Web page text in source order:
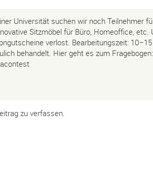
Universität suchen wir noch Teilnehmer
Sitzmöbel für Büro, Homeoffice, etc.
verlost. Bearbeitungszeit:
behandelt. Hier geht es zum Fragebogen:
zu verfassen.